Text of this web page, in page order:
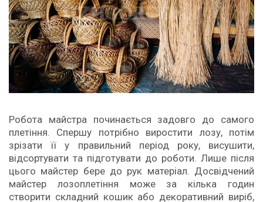
Робота майстра починається задовго до самого
плетіння. Спершу потрібно виростити лозу, потім
зрізати її у правильний період року, висушити,
відсортувати та підготувати до роботи. Лише після
цього майстер бере до рук матеріал. Досвідчений
майстер лозоплетіння може за кілька годин
створити складний кошик або декоративний виріб,